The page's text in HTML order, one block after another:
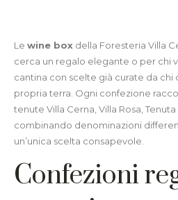
Le wine box della Foresteria Villa
cerca un regalo elegante o per chi
cantina con scelte già curate da chi
propria terra. Ogni confezione
tenute Villa Cerna, Villa Rosa,
combinando denominazioni
un’unica scelta consapevole.
Confezioni